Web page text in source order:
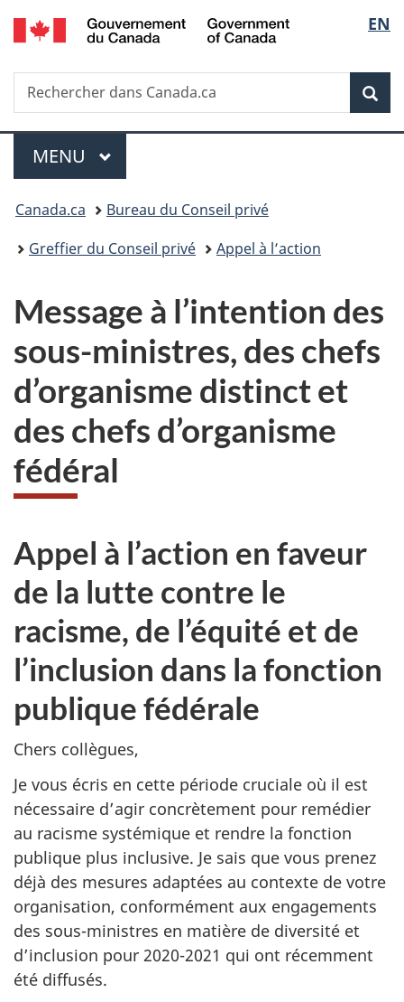
Passer
au
principal
Passer
à
Au
du
Passer
à
version
simplifiée
de
la
EN
Recherche
Rechercher
dans
Menu
MENU PRINCIPAL
Vous
êtes
Canada.ca
Bureau du Conseil privé
Greffier du Conseil privé
Appel à l’action
Message à l’intention des
sous-ministres, des chefs
d’organisme distinct et
des chefs d’organisme
fédéral
Appel à l’action en faveur
de la lutte contre le
racisme, de l’équité et de
l’inclusion dans la fonction
publique fédérale
Chers collègues,
Je vous écris en cette période cruciale où il est
nécessaire d’agir concrètement pour remédier
au racisme systémique et rendre la fonction
publique plus inclusive. Je sais que vous prenez
déjà des mesures adaptées au contexte de votre
organisation, conformément aux engagements
des sous-ministres en matière de diversité et
d’inclusion pour 2020-2021 qui ont récemment
été diffusés.